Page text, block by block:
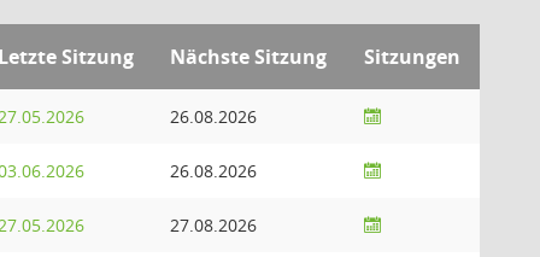
Letzte Sitzung Nächste Sitzung Sitzungen
26.08.2026
26.08.2026
27.08.2026